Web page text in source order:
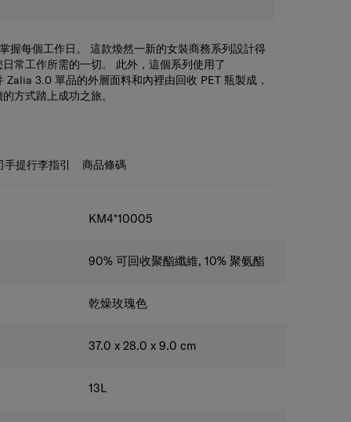
握每個工作日。 這款煥然一新的女裝商務系列設計得
常工作所需的一切。 此外，這個系列使用了
3.0 單品的外層面料和內裡由回收 PET 瓶製成，
方式踏上成功之旅。
李箱上。
提行李指引 商品條碼
KM4*10005
90% 可回收聚酯纖維, 10% 聚氨酯
乾燥玫瑰色
37.0 x 28.0 x 9.0 cm
13L